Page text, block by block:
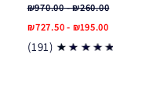
₪260.00 - ₪970.00
₪195.00 - ₪727.50
(191)